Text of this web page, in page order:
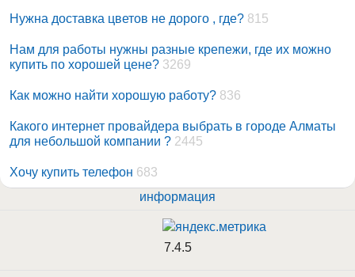
Нужна доставка цветов не дорого , где? 815
Нам для работы нужны разные крепежи, где их можно
купить по хорошей цене? 3269
Как можно найти хорошую работу? 836
Какого интернет провайдера выбрать в городе Алматы
для небольшой компании ? 2445
Хочу купить телефон 683
информация
7.4.5